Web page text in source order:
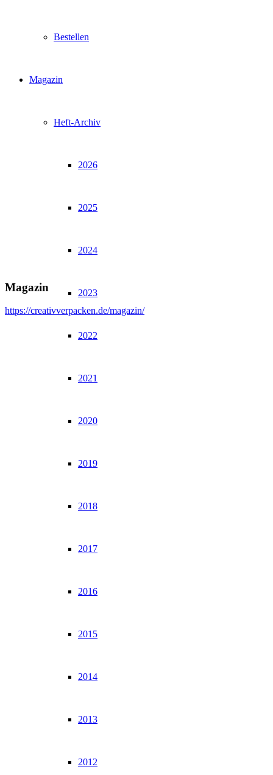
Bestellen
Magazin
Heft-Archiv
2026
2025
2024
2023
2022
2021
2020
2019
2018
2017
2016
2015
2014
2013
2012
Magazin
https://creativverpacken.de/magazin/